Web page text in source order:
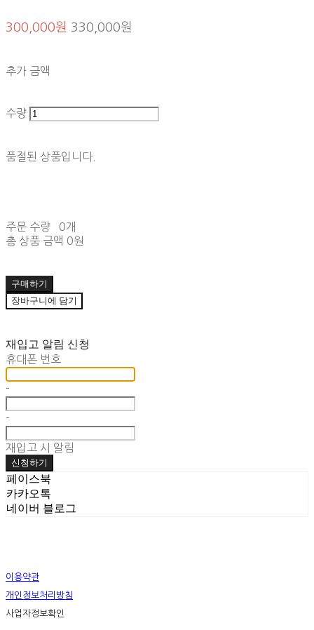
300,000원 330,000원
추가 금액
수량
품절된 상품입니다.
주문 수량
0개
총 상품 금액 0원
구매하기
장바구니에 담기
재입고 알림 신청
휴대폰 번호
-
-
재입고 시 알림
신청하기
페이스북
카카오톡
네이버 블로그
이용약관
개인정보처리방침
사업자정보확인